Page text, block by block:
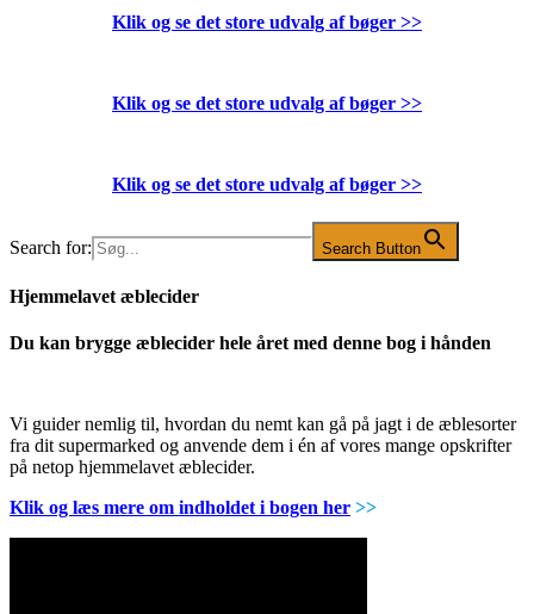
Klik og se det store udvalg af bøger >>
Klik og se det store udvalg af bøger >>
Klik og se det store udvalg af bøger >>
Search for: Search Button
Hjemmelavet æblecider
Du kan brygge æblecider hele året med denne bog i hånden
Vi guider nemlig til, hvordan du nemt kan gå på jagt i de æblesorter
fra dit supermarked og anvende dem i én af vores mange opskrifter
på netop hjemmelavet æblecider.
Klik og læs mere om indholdet i bogen her >>